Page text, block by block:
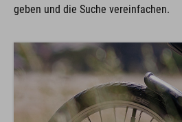
geben und die Suche vereinfachen.